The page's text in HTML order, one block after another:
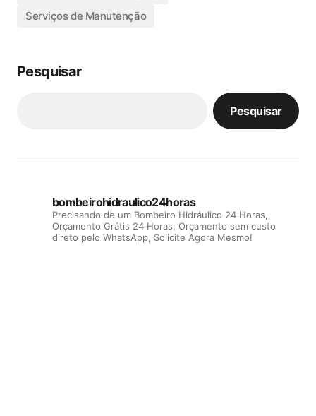
Serviços de Manutenção
Pesquisar
Pesquisar
bombeirohidraulico24horas
Precisando de um Bombeiro Hidráulico 24 Horas,
Orçamento Grátis 24 Horas, Orçamento sem custo
direto pelo WhatsApp, Solicite Agora Mesmo!